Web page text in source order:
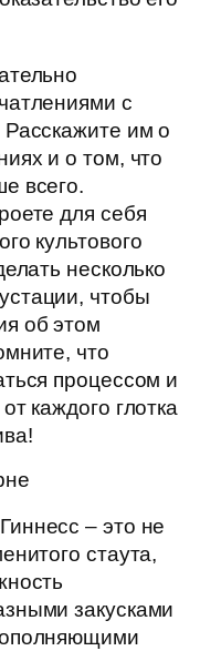
с
им о
и о том, что
всего.
для себя
культового
несколько
чтобы
об этом
что
процессом и
каждого глотка
– это не
стаута,
закусками